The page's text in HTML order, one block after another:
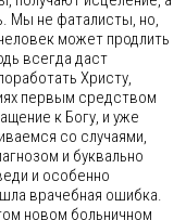
Мы не фаталисты, но,
может продлить
всегда даст
Христу,
первым средством
к Богу, и уже
со случаями,
и буквально
и особенно
врачебная ошибка.
новом больничном